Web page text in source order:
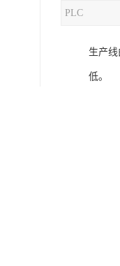
PLC
生产
低。